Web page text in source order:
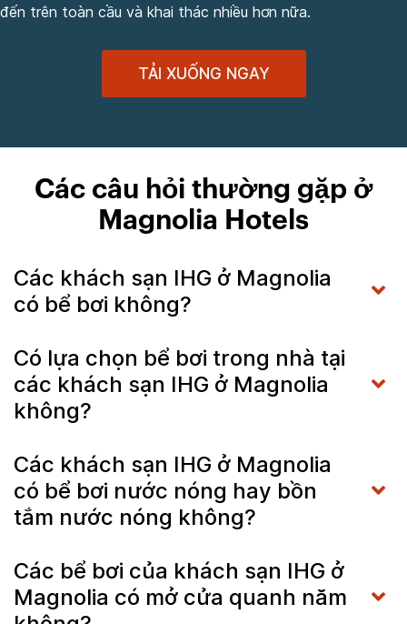
đến trên toàn cầu và khai thác nhiều hơn nữa.
TẢI XUỐNG NGAY
Các câu hỏi thường gặp ở
Magnolia Hotels
Các khách sạn IHG ở Magnolia
có bể bơi không?
Có lựa chọn bể bơi trong nhà tại
các khách sạn IHG ở Magnolia
không?
Các khách sạn IHG ở Magnolia
có bể bơi nước nóng hay bồn
tắm nước nóng không?
Các bể bơi của khách sạn IHG ở
Magnolia có mở cửa quanh năm